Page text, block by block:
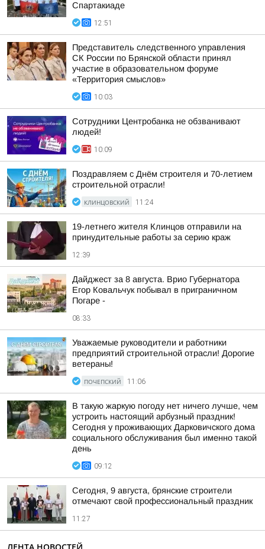
Спартакиаде
12:51
Представитель следственного управления
СК России по Брянской области принял
участие в образовательном форуме
«Территория смыслов»
10:03
Сотрудники Центробанка не обзванивают
людей!
10:09
Поздравляем с Днём строителя и 70-летием
строительной отрасли!
КЛИНЦОВСКИЙ 11:24
19-летнего жителя Клинцов отправили на
принудительные работы за серию краж
12:39
Дайджест за 8 августа. Врио Губернатора
Егор Ковальчук побывал в приграничном
Погаре -
08:33
Уважаемые руководители и работники
предприятий строительной отрасли! Дорогие
ветераны!
ПОЧЕПСКИЙ 11:06
В такую жаркую погоду нет ничего лучше, чем
устроить настоящий арбузный праздник!
Сегодня у проживающих Дарковичского дома
социального обслуживания был именно такой
день
09:12
Сегодня, 9 августа, брянские строители
отмечают свой профессиональный праздник
11:27